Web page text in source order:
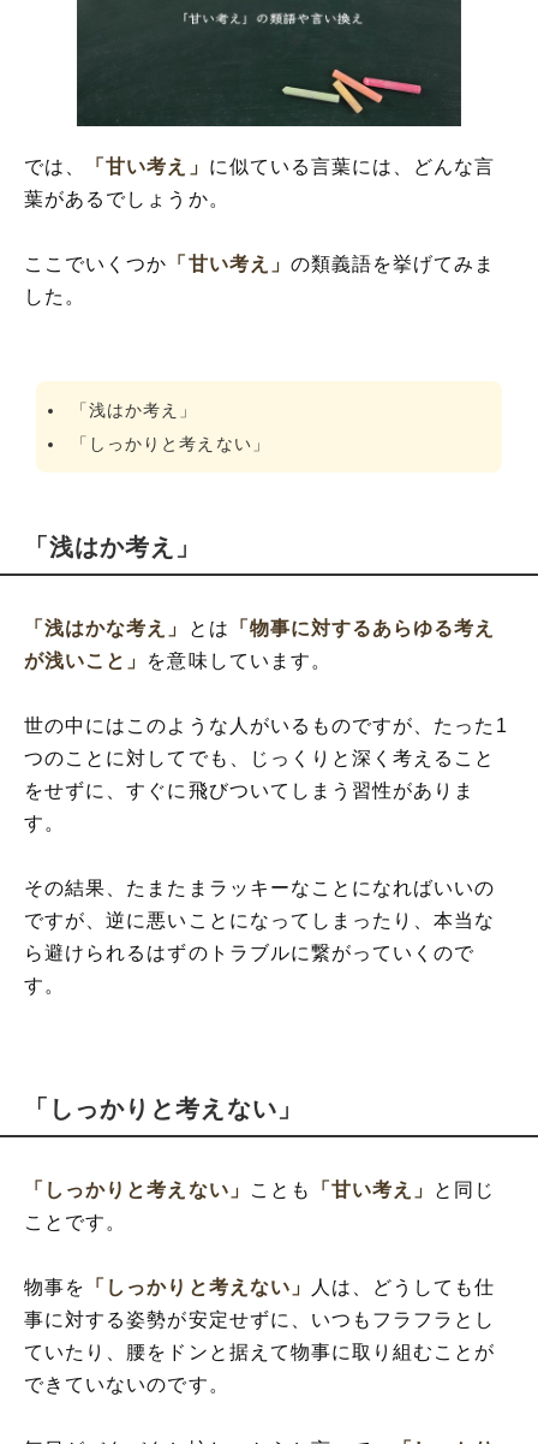
では、 「甘い考え」 に似ている言葉には、どんな言
葉があるでしょうか。
ここでいくつか 「甘い考え」 の類義語を挙げてみま
した。
「浅はか考え」
「しっかりと考えない」
「浅はか考え」
「浅はかな考え」 とは 「物事に対するあらゆる考え
が浅いこと」 を意味しています。
世の中にはこのような人がいるものですが、たった1
つのことに対してでも、じっくりと深く考えること
をせずに、すぐに飛びついてしまう習性がありま
す。
その結果、たまたまラッキーなことになればいいの
ですが、逆に悪いことになってしまったり、本当な
ら避けられるはずのトラブルに繋がっていくので
す。
「しっかりと考えない」
「しっかりと考えない」 ことも 「甘い考え」 と同じ
ことです。
物事を 「しっかりと考えない」
人は、どうしても仕
事に対する姿勢が安定せずに、いつもフラフラとし
ていたり、腰をドンと据えて物事に取り組むことが
できていないのです。